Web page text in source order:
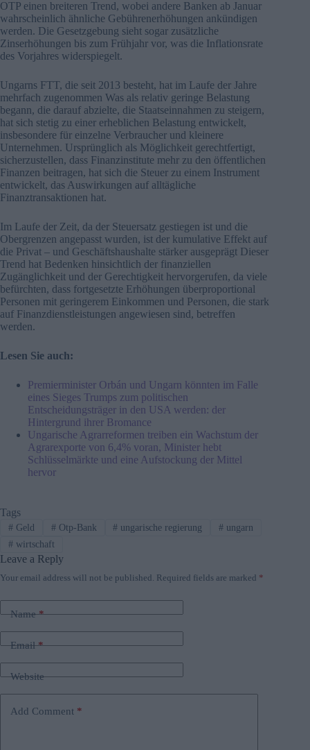
OTP einen breiteren Trend, wobei andere Banken ab Januar
wahrscheinlich ähnliche Gebührenerhöhungen ankündigen
werden. Die Gesetzgebung sieht sogar zusätzliche
Zinserhöhungen bis zum Frühjahr vor, was die Inflationsrate
des Vorjahres widerspiegelt.
Ungarns FTT, die seit 2013 besteht, hat im Laufe der Jahre
mehrfach zugenommen Was als relativ geringe Belastung
begann, die darauf abzielte, die Staatseinnahmen zu steigern,
hat sich stetig zu einer erheblichen Belastung entwickelt,
insbesondere für einzelne Verbraucher und kleinere
Unternehmen. Ursprünglich als Möglichkeit gerechtfertigt,
sicherzustellen, dass Finanzinstitute mehr zu den öffentlichen
Finanzen beitragen, hat sich die Steuer zu einem Instrument
entwickelt, das Auswirkungen auf alltägliche
Finanztransaktionen hat.
Im Laufe der Zeit, da der Steuersatz gestiegen ist und die
Obergrenzen angepasst wurden, ist der kumulative Effekt auf
die Privat – und Geschäftshaushalte stärker ausgeprägt Dieser
Trend hat Bedenken hinsichtlich der finanziellen
Zugänglichkeit und der Gerechtigkeit hervorgerufen, da viele
befürchten, dass fortgesetzte Erhöhungen überproportional
Personen mit geringerem Einkommen und Personen, die stark
auf Finanzdienstleistungen angewiesen sind, betreffen
werden.
Lesen Sie auch:
Premierminister Orbán und Ungarn könnten im Falle
eines Sieges Trumps zum politischen
Entscheidungsträger in den USA werden: der
Hintergrund ihrer Bromance
Ungarische Agrarreformen treiben ein Wachstum der
Agrarexporte von 6,4% voran, Minister hebt
Schlüsselmärkte und eine Aufstockung der Mittel
hervor
Tags
#Geld #Otp-Bank # ungarische regierung # ungarn
#wirtschaft
Leave a Reply
Your email address will not be published. Required fields are marked *
Name*
Email*
Website
Add Comment *